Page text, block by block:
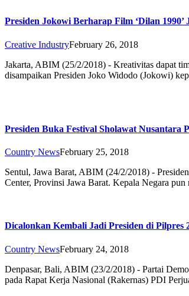
Presiden Jokowi Berharap Film ‘Dilan
Creative IndustryFebruary 26, 2018
Jakarta, ABIM (25/2/2018) - Kreativitas dapat
disampaikan Presiden Joko Widodo (Jokowi)
Presiden Buka Festival Sholawat Nusantara
Country NewsFebruary 25, 2018
Sentul, Jawa Barat, ABIM (24/2/2018) -
Center, Provinsi Jawa Barat. Kepala Negara
Dicalonkan Kembali Jadi Presiden di Pilpres
Country NewsFebruary 24, 2018
Denpasar, Bali, ABIM (23/2/2018) - Partai
pada Rapat Kerja Nasional (Rakernas) PDI